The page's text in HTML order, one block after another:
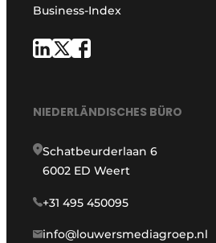
Business-Index
NIEDERLÄNDISCHES BÜRO
Schatbeurderlaan 6
6002 ED Weert
+31 495 450095
info@louwersmediagroep.nl